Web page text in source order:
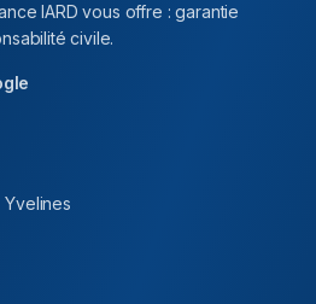
IARD vous offre : garantie
civile.
Yvelines